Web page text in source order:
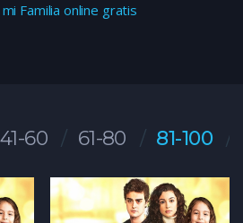
Familia online gratis
41-60 61-80 81-100